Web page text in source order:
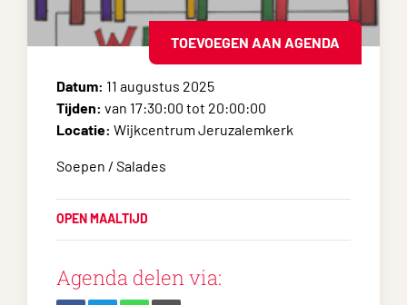
TOEVOEGEN AAN AGENDA
Datum: 11 augustus 2025
Tijden: van 17:30:00 tot 20:00:00
Locatie: Wijkcentrum Jeruzalemkerk
Soepen / Salades
OPEN MAALTIJD
Agenda delen via: